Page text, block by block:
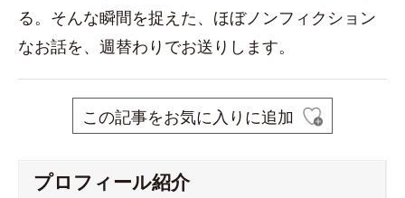
る。そんな瞬間を捉えた、ほぼノンフィクション
なお話を、週替わりでお送りします。
この記事をお気に入りに追加
プロフィール紹介